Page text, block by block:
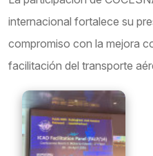
internacional fortalece su
compromiso con la mejora
facilitación del transporte